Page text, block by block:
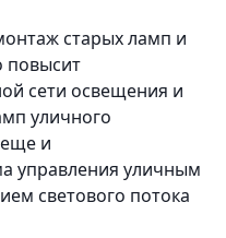
старых ламп и
повысит
сети освещения и
уличного
и
управления уличным
светового потока